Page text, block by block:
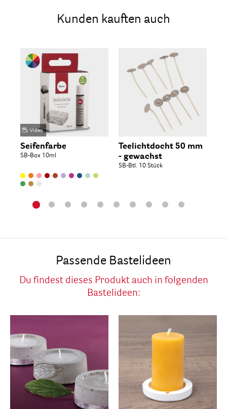
Kunden kauften auch
Video
Seifenfarbe
SB-Box 10ml
Teelichtdocht 50 mm
- gewachst
SB-Btl. 10 Stück
Passende Bastelideen
Du findest dieses Produkt auch in folgenden
Bastelideen: